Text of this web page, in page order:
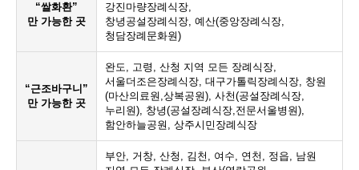
“쌀화환”
만 가능한 곳
강진마량장례식장,
창녕공설장례식장, 예산(중앙장례식장,
청담장례문화원)
“근조바구니”
만 가능한 곳
완도, 고령, 산청 지역 모든 장례식장,
서울더조은장례식장, 대구가톨릭장례식장, 창원
(마산의료원,상복공원), 사천(공설장례식장,
누리원), 창녕(공설장례식장,전문서울병원),
함안하늘공원, 상주시민장례식장
부안, 거창, 산청, 김천, 여수, 연천, 정읍, 남원